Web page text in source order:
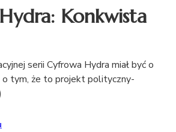
Konkwista
serii Cyfrowa Hydra miał być o
tym, że to projekt polityczny-